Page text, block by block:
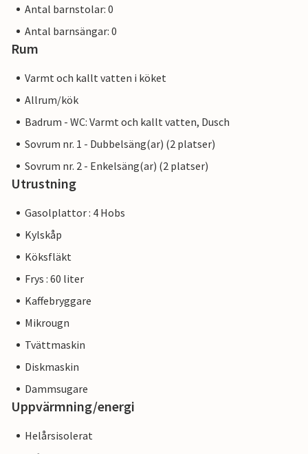
Antal barnstolar: 0
Antal barnsängar: 0
Rum
Varmt och kallt vatten i köket
Allrum/kök
Badrum - WC: Varmt och kallt vatten, Dusch
Sovrum nr. 1 - Dubbelsäng(ar) (2 platser)
Sovrum nr. 2 - Enkelsäng(ar) (2 platser)
Utrustning
Gasolplattor : 4 Hobs
Kylskåp
Köksfläkt
Frys : 60 liter
Kaffebryggare
Mikrougn
Tvättmaskin
Diskmaskin
Dammsugare
Uppvärmning/energi
Helårsisolerat